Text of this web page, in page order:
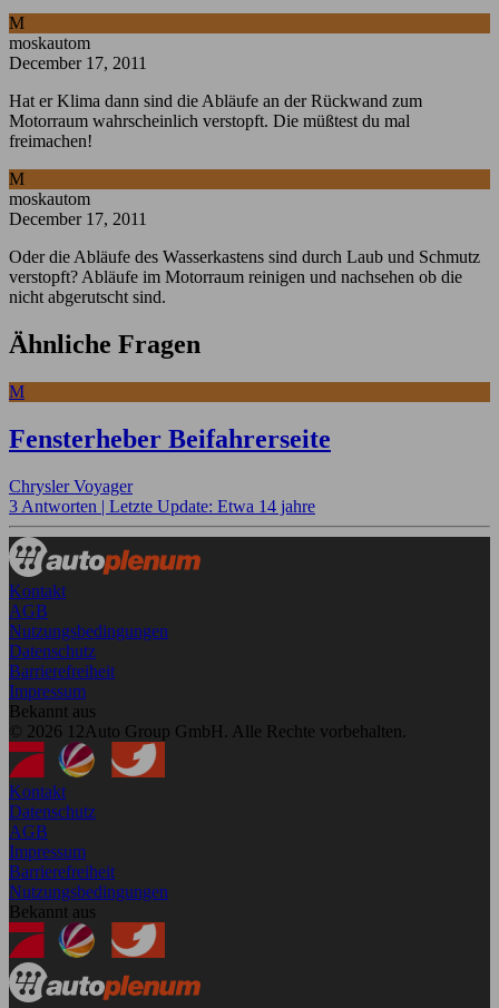
M
moskautom
December 17, 2011
Hat er Klima dann sind die Abläufe an der Rückwand zum
Motorraum wahrscheinlich verstopft. Die müßtest du mal
freimachen!
M
moskautom
December 17, 2011
Oder die Abläufe des Wasserkastens sind durch Laub und Schmutz
verstopft? Abläufe im Motorraum reinigen und nachsehen ob die
nicht abgerutscht sind.
Ähnliche Fragen
M
Fensterheber Beifahrerseite
Chrysler Voyager
3 Antworten | Letzte Update: Etwa 14 jahre
Kontakt
AGB
Nutzungsbedingungen
Datenschutz
Barrierefreiheit
Impressum
Bekannt aus
© 2026 12Auto Group GmbH. Alle Rechte vorbehalten.
Kontakt
Datenschutz
AGB
Impressum
Barrierefreiheit
Nutzungsbedingungen
Bekannt aus